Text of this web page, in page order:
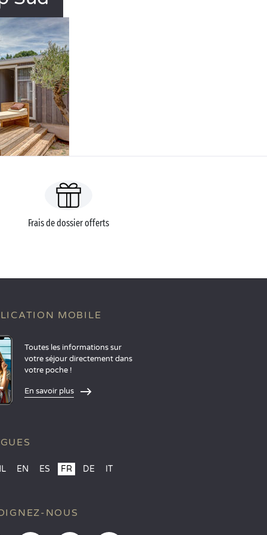
Frais de dossier offerts
MOBILE
Toutes les informations sur
votre séjour directement dans
votre poche !
En savoir plus
EN ES FR DE IT
NOUS